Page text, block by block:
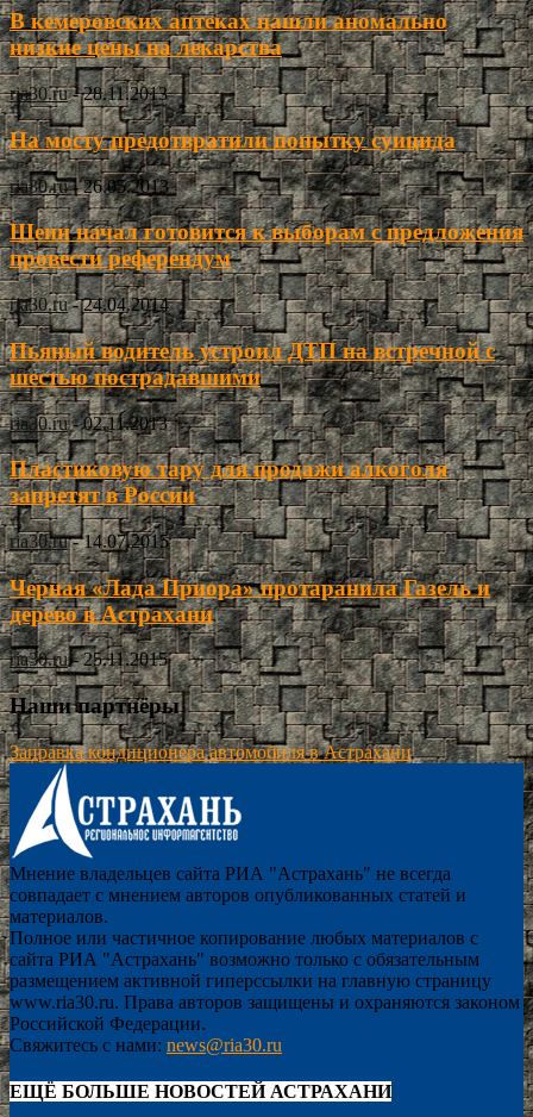
В кемеровских аптеках нашли аномально
низкие цены на лекарства
ria30.ru - 28.11.2013
На мосту предотвратили попытку суицида
ria30.ru - 26.05.2013
Шеин начал готовится к выборам с предложения
провести референдум
ria30.ru - 24.04.2014
Пьяный водитель устроил ДТП на встречной с
шестью пострадавшими
ria30.ru - 02.11.2013
Пластиковую тару для продажи алкоголя
запретят в России
ria30.ru - 14.07.2015
Черная «Лада Приора» протаранила Газель и
дерево в Астрахани
ria30.ru - 25.11.2015
Наши партнёры
Заправка кондиционера автомобиля в Астрахани
Мнение владельцев сайта РИА "Астрахань" не всегда
совпадает с мнением авторов опубликованных статей и
материалов.
Полное или частичное копирование любых материалов с
сайта РИА "Астрахань" возможно только с обязательным
размещением активной гиперссылки на главную страницу
www.ria30.ru. Права авторов защищены и охраняются законом
Российской Федерации.
Свяжитесь с нами: news@ria30.ru
ЕЩЁ БОЛЬШЕ НОВОСТЕЙ АСТРАХАНИ